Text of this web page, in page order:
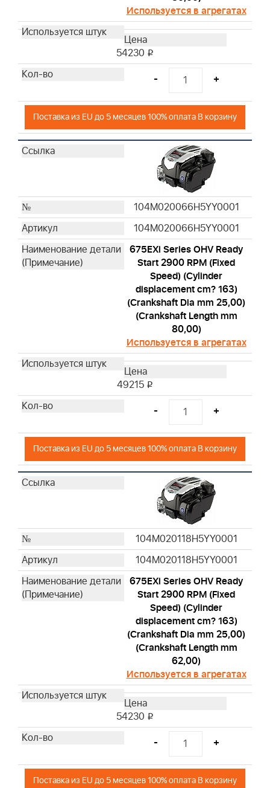
Используется в агрегатах
54230 i
- +
Поставка из EU до 5 месяцев 100% оплата В корзину
104M020066H5YY0001
104M020066H5YY0001
675EXi Series OHV Ready
Start 2900 RPM (Fixed
Speed) (Cylinder
displacement cm? 163)
(Crankshaft Dia mm 25,00)
(Crankshaft Length mm
80,00)
Используется в агрегатах
49215 i
- +
Поставка из EU до 5 месяцев 100% оплата В корзину
104M020118H5YY0001
104M020118H5YY0001
675EXi Series OHV Ready
Start 2900 RPM (Fixed
Speed) (Cylinder
displacement cm? 163)
(Crankshaft Dia mm 25,00)
(Crankshaft Length mm
62,00)
Используется в агрегатах
54230 i
- +
Поставка из EU до 5 месяцев 100% оплата В корзину